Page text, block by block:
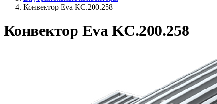
Конвектор Eva KC.200.258
Конвектор Eva KC.200.258